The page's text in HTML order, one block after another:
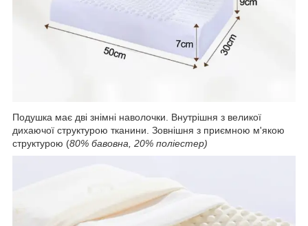
Подушка має дві знімні наволочки. Внутрішня з великої
дихаючої структурою тканини. Зовнішня з приємною м'якою
структурою (80% бавовна, 20% поліестер)